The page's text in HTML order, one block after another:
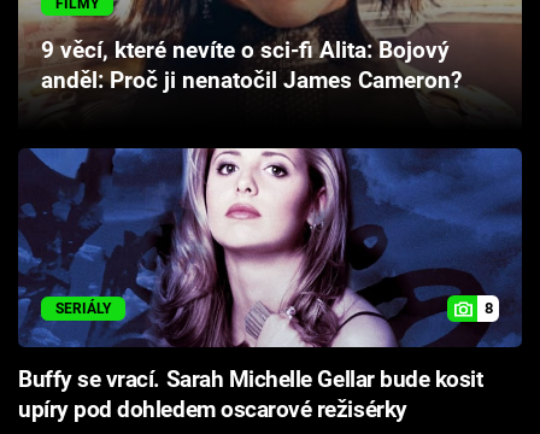
Cool Esport
Pořady
TV Program
Sledujte prima+
Přihlášení
Sledujte nás
FILMY
9 věcí, které nevíte o sci-fi Alita: Bojový
anděl: Proč ji nenatočil James Cameron?
SERIÁLY 8
Buffy se vrací. Sarah Michelle Gellar bude kosit
upíry pod dohledem oscarové režisérky